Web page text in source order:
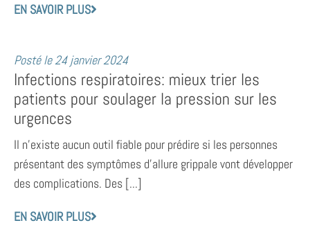
EN SAVOIR PLUS
Posté le24 janvier 2024
Infections respiratoires: mieux trier les
patients pour soulager la pression sur les
urgences
Il n’existe aucun outil fiable pour prédire si les personnes
présentant des symptômes d’allure grippale vont développer
des complications. Des [...]
EN SAVOIR PLUS